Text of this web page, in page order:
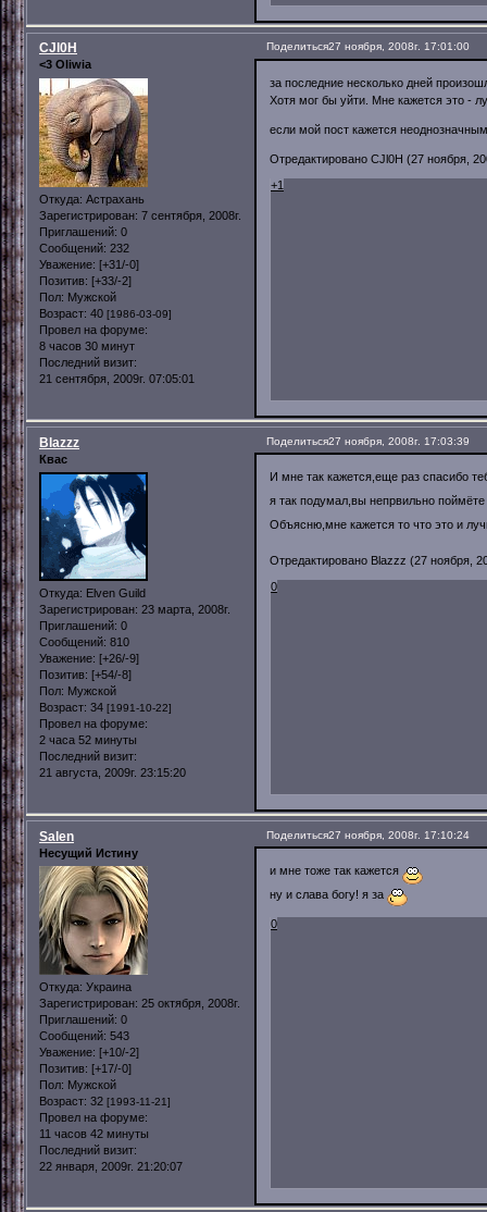
Поделиться27 ноября, 2008г. 17:01:00
CJl0H
<3 Oliwia
Откуда: Астрахань
Зарегистрирован: 7 сентября, 2008г.
Приглашений: 0
Сообщений: 232
Уважение: [+31/-0]
Позитив: [+33/-2]
Пол: Мужской
Возраст: 40 [1986-03-09]
Провел на форуме:
8 часов 30 минут
Последний визит:
21 сентября, 2009г. 07:05:01
за последние несколько дней
Хотя мог бы уйти. Мне кажется это -
если мой пост кажется
Отредактировано CJl0H (27 ноября,
+1
Поделиться27 ноября, 2008г. 17:03:39
Blazzz
Квас
Откуда: Elven Guild
Зарегистрирован: 23 марта, 2008г.
Приглашений: 0
Сообщений: 810
Уважение: [+26/-9]
Позитив: [+54/-8]
Пол: Мужской
Возраст: 34 [1991-10-22]
Провел на форуме:
2 часа 52 минуты
Последний визит:
21 августа, 2009г. 23:15:20
И мне так кажется,еще раз спасибо
я так подумал,вы непрвильно
Объясню,мне кажется то что это и
Отредактировано Blazzz (27 ноября,
0
Поделиться27 ноября, 2008г. 17:10:24
Salen
Несущий Истину
Откуда: Украина
Зарегистрирован: 25 октября, 2008г.
Приглашений: 0
Сообщений: 543
Уважение: [+10/-2]
Позитив: [+17/-0]
Пол: Мужской
Возраст: 32 [1993-11-21]
Провел на форуме:
11 часов 42 минуты
Последний визит:
22 января, 2009г. 21:20:07
и мне тоже так кажется
ну и слава богу! я за
0